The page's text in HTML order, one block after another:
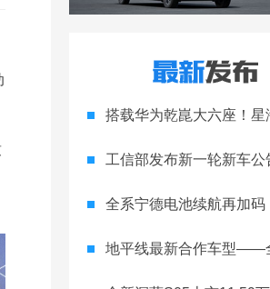
搭载华为乾崑大六座！星海V6 8月8
工信部发布新一轮新车公告，埃安Ray
全系宁德电池续航再加码：2027款埃安RT上市，
地平线最新合作车型——全新深蓝S05